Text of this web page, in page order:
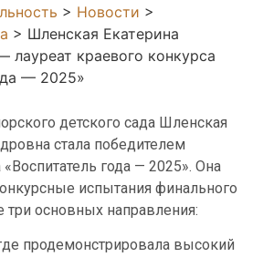
> Новости >
> Шленская Екатерина
лауреат краевого конкурса
— 2025»
детского сада Шленская
стала победителем
года — 2025». Она
испытания финального
основных направления:
продемонстрировала высокий